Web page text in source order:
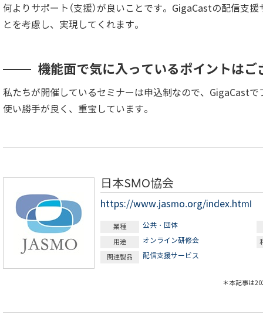
何よりサポート（支援）が良いことです。GigaCastの配信支
とを考慮し、実現してくれます。
機能面で気に入っているポイントはご
私たちが開催しているセミナーは申込制なので、GigaCast
使い勝手が良く、重宝しています。
日本SMO協会
https://www.jasmo.org/index.html
業種 公共・団体
用途 オンライン研修会
関連製品 配信支援サービス
＊本記事は